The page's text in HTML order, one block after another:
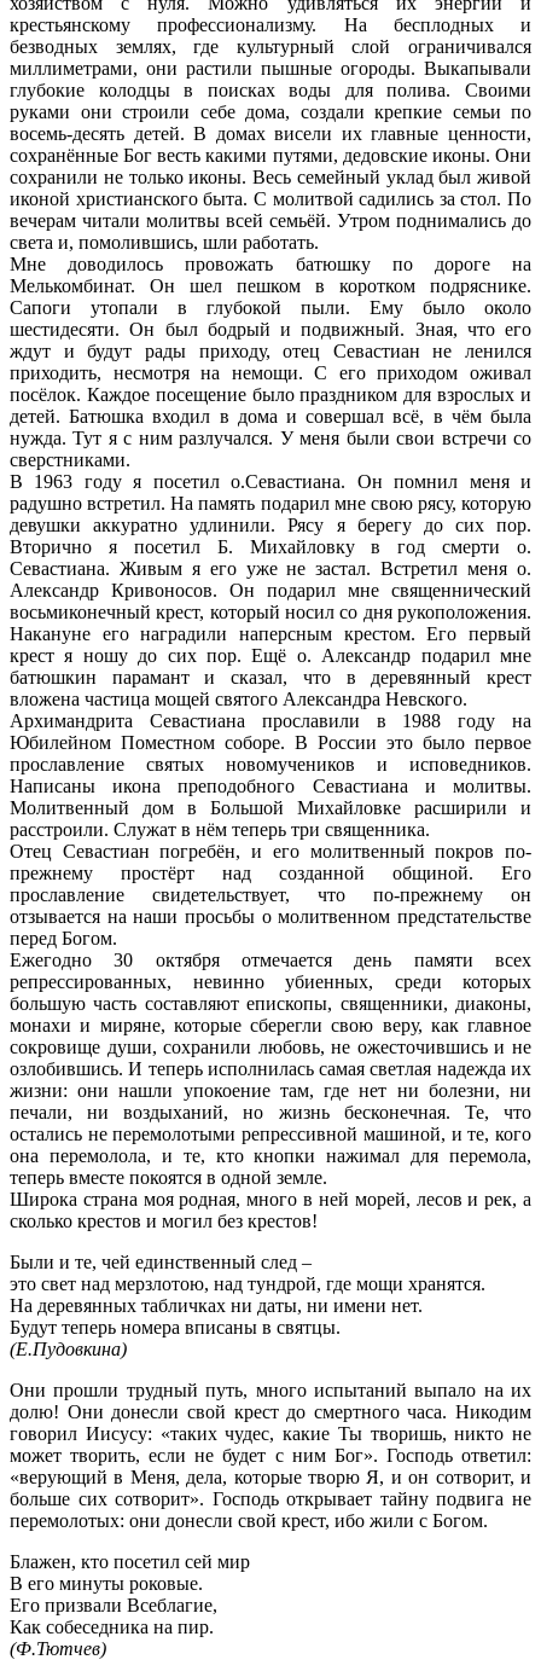
крестьянскому профессионализму. На бесплодных и
безводных землях, где культурный слой ограничивался
миллиметрами, они растили пышные огороды. Выкапывали
глубокие колодцы в поисках воды для полива. Своими
руками они строили себе дома, создали крепкие семьи по
восемь-десять детей. В домах висели их главные ценности,
сохранённые Бог весть какими путями, дедовские иконы. Они
сохранили не только иконы. Весь семейный уклад был живой
иконой христианского быта. С молитвой садились за стол. По
вечерам читали молитвы всей семьёй. Утром поднимались до
света и, помолившись, шли работать.
Мне доводилось провожать батюшку по дороге на
Мелькомбинат. Он шел пешком в коротком подряснике.
Сапоги утопали в глубокой пыли. Ему было около
шестидесяти. Он был бодрый и подвижный. Зная, что его
ждут и будут рады приходу, отец Севастиан не ленился
приходить, несмотря на немощи. С его приходом оживал
посёлок. Каждое посещение было праздником для взрослых и
детей. Батюшка входил в дома и совершал всё, в чём была
нужда. Тут я с ним разлучался. У меня были свои встречи со
сверстниками.
В 1963 году я посетил о.Севастиана. Он помнил меня и
радушно встретил. На память подарил мне свою рясу, которую
девушки аккуратно удлинили. Рясу я берегу до сих пор.
Вторично я посетил Б. Михайловку в год смерти о.
Севастиана. Живым я его уже не застал. Встретил меня о.
Александр Кривоносов. Он подарил мне священнический
восьмиконечный крест, который носил со дня рукоположения.
Накануне его наградили наперсным крестом. Его первый
крест я ношу до сих пор. Ещё о. Александр подарил мне
батюшкин парамант и сказал, что в деревянный крест
вложена частица мощей святого Александра Невского.
Архимандрита Севастиана прославили в 1988 году на
Юбилейном Поместном соборе. В России это было первое
прославление святых новомучеников и исповедников.
Написаны икона преподобного Севастиана и молитвы.
Молитвенный дом в Большой Михайловке расширили и
расстроили. Служат в нём теперь три священника.
Отец Севастиан погребён, и его молитвенный покров по-
прежнему простёрт над созданной общиной. Его
прославление свидетельствует, что по-прежнему он
отзывается на наши просьбы о молитвенном предстательстве
перед Богом.
Ежегодно 30 октября отмечается день памяти всех
репрессированных, невинно убиенных, среди которых
большую часть составляют епископы, священники, диаконы,
монахи и миряне, которые сберегли свою веру, как главное
сокровище души, сохранили любовь, не ожесточившись и не
озлобившись. И теперь исполнилась самая светлая надежда их
жизни: они нашли упокоение там, где нет ни болезни, ни
печали, ни воздыханий, но жизнь бесконечная. Те, что
остались не перемолотыми репрессивной машиной, и те, кого
она перемолола, и те, кто кнопки нажимал для перемола,
теперь вместе покоятся в одной земле.
Широка страна моя родная, много в ней морей, лесов и рек, а
сколько крестов и могил без крестов!
Были и те, чей единственный след –
это свет над мерзлотою, над тундрой, где мощи хранятся.
На деревянных табличках ни даты, ни имени нет.
Будут теперь номера вписаны в святцы.
(Е.Пудовкина)
Они прошли трудный путь, много испытаний выпало на их
долю! Они донесли свой крест до смертного часа. Никодим
говорил Иисусу: «таких чудес, какие Ты творишь, никто не
может творить, если не будет с ним Бог». Господь ответил:
«верующий в Меня, дела, которые творю Я, и он сотворит, и
больше сих сотворит». Господь открывает тайну подвига не
перемолотых: они донесли свой крест, ибо жили с Богом.
Блажен, кто посетил сей мир
В его минуты роковые.
Его призвали Всеблагие,
Как собеседника на пир.
(Ф.Тютчев)